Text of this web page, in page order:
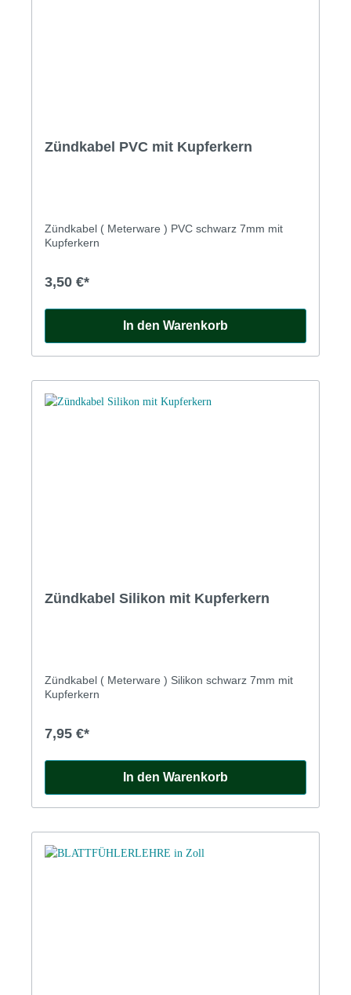
Zündkabel PVC mit Kupferkern
Zündkabel ( Meterware ) PVC schwarz 7mm mit
Kupferkern
3,50 €*
In den Warenkorb
Zündkabel Silikon mit Kupferkern
Zündkabel ( Meterware ) Silikon schwarz 7mm mit
Kupferkern
7,95 €*
In den Warenkorb